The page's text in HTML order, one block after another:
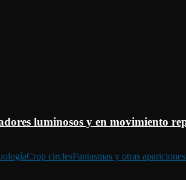
luminosos y en movimiento
Crop circlesFantasmas y otras apariciones